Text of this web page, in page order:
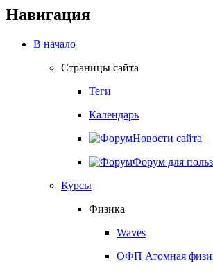
Навигация
В начало
Страницы сайта
Теги
Календарь
Новости сайта
Форум для
Курсы
Физика
Waves
ОФП Атомная